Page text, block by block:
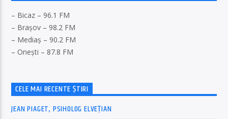
– Bicaz – 96.1 FM
– Brașov – 98.2 FM
– Mediaș – 90.2 FM
– Onești – 87.8 FM
CELE MAI RECENTE ȘTIRI
JEAN PIAGET, PSIHOLOG ELVEȚIAN